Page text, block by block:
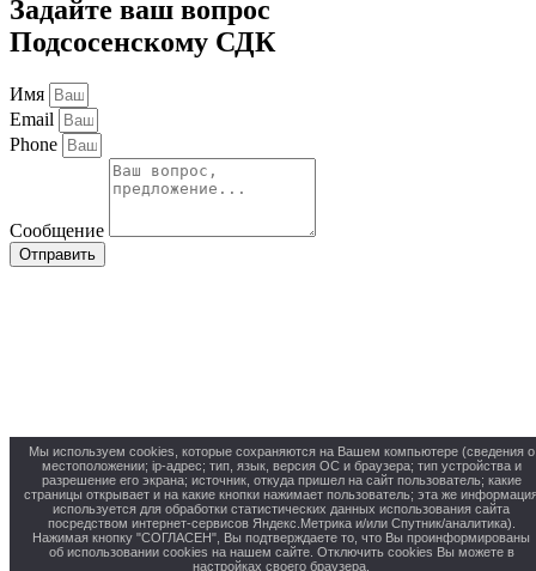
Мы используем cookies, которые сохраняются на Вашем компьютере (сведения о
местоположении; ip-адрес; тип, язык, версия ОС и браузера; тип устройства и
разрешение его экрана; источник, откуда пришел на сайт пользователь; какие
страницы открывает и на какие кнопки нажимает пользователь; эта же
используется для обработки статистических данных использования сайта
посредством интернет-сервисов Яндекс.Метрика и/или Спутник/аналитика).
Нажимая кнопку "СОГЛАСЕН", Вы подтверждаете то, что Вы проинформированы
об использовании cookies на нашем сайте. Отключить cookies Вы можете в
настройках своего браузера.
Задайте ваш вопрос
Подсосенскому СДК
Имя
Email
Phone
Сообщение
Отправить